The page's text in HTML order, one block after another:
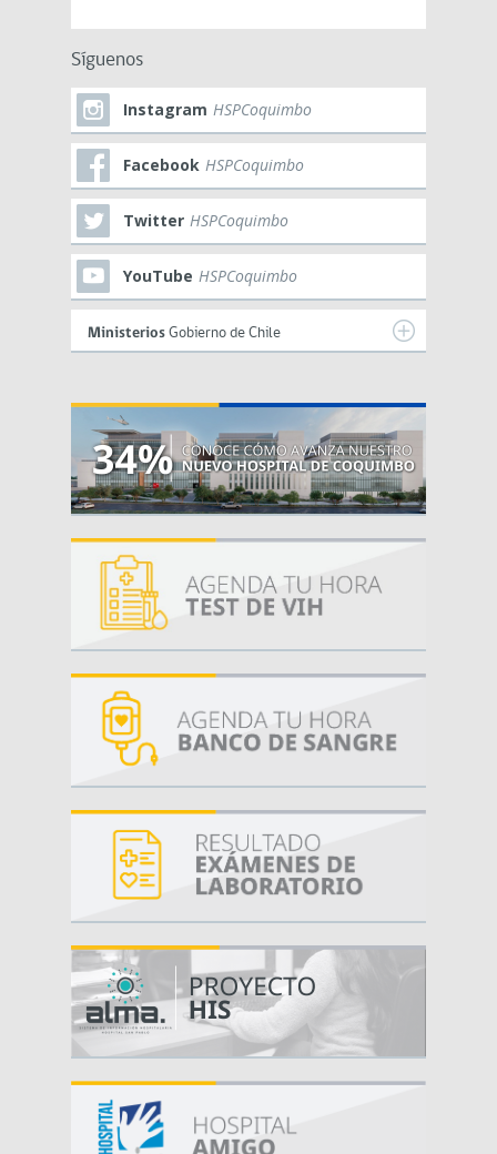
Síguenos
Instagram HSPCoquimbo
Facebook HSPCoquimbo
Twitter HSPCoquimbo
YouTube HSPCoquimbo
Ministerios Gobierno de Chile